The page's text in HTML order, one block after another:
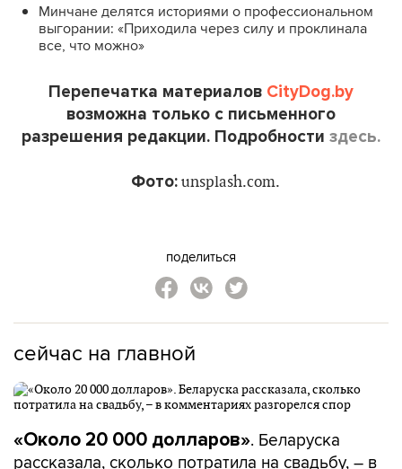
Минчане делятся историями о профессиональном
выгорании: «Приходила через силу и проклинала
все, что можно»
Перепечатка материалов CityDog.by
возможна только с письменного
разрешения редакции. Подробности здесь.
Фото:unsplash.com.
поделиться
сейчас на главной
«Около 20 000 долларов». Беларуска
рассказала, сколько потратила на свадьбу, – в